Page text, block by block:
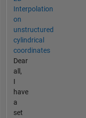
Interpolation
on
unstructured
cylindrical
coordinates
Dear
all,
I
have
a
set